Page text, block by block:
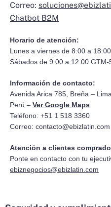
Correo:
Chatbot B2M
Horario de atención:
Lunes a viernes de 8:00 a
Sábados de 9:00 a 12:00 GTM-
Información de contacto:
Avenida Arica 785, Breña –
Perú – Ver Google Maps
Teléfono: +51 1 518 3360
Correo: contacto@ebizlatin.com
Atención a clientes
Ponte en contacto con tu
ebiznegocios@ebizlatin.com